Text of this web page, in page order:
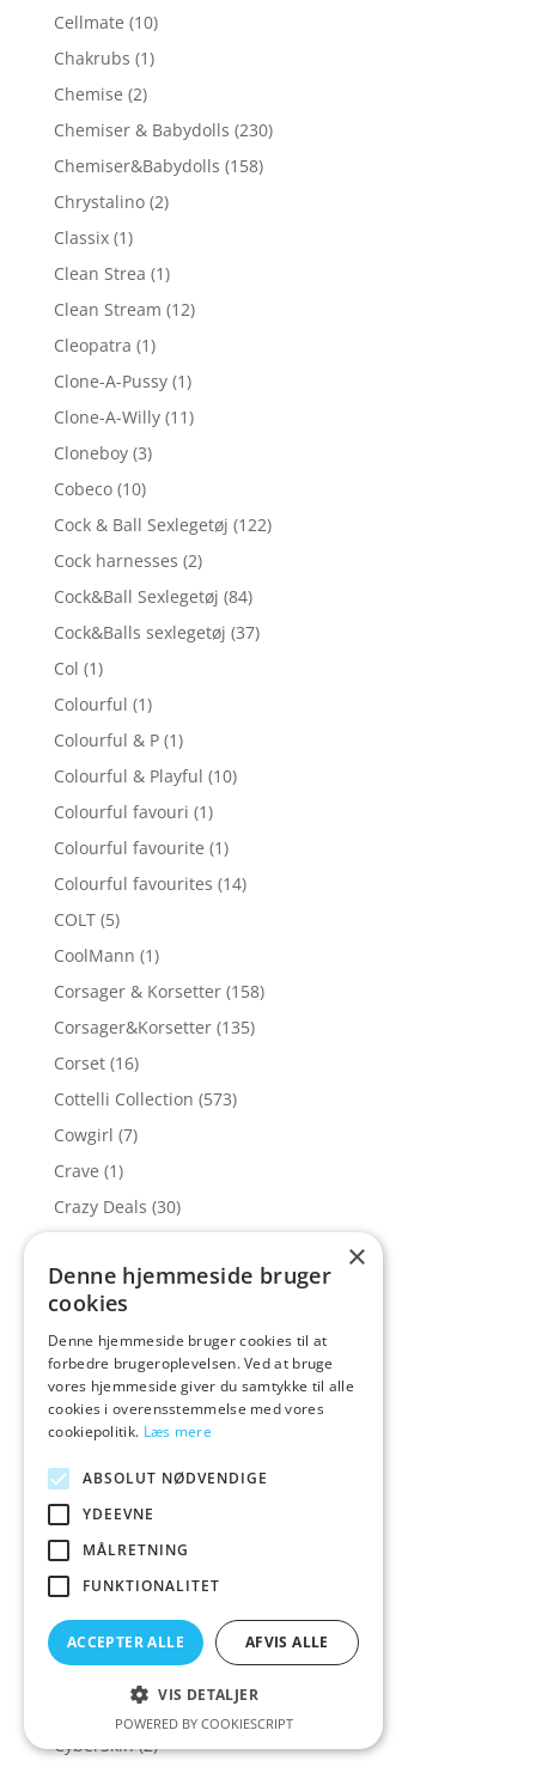
Cellmate (10)
Chakrubs (1)
Chemise (2)
Chemiser & Babydolls (230)
Chemiser&Babydolls (158)
Chrystalino (2)
Classix (1)
Clean Strea (1)
Clean Stream (12)
Cleopatra (1)
Clone-A-Pussy (1)
Clone-A-Willy (11)
Cloneboy (3)
Cobeco (10)
Cock & Ball Sexlegetøj (122)
Cock harnesses (2)
Cock&Ball Sexlegetøj (84)
Cock&Balls sexlegetøj (37)
Col (1)
Colourful (1)
Colourful & P (1)
Colourful & Playful (10)
Colourful favouri (1)
Colourful favourite (1)
Colourful favourites (14)
COLT (5)
CoolMann (1)
Corsager & Korsetter (158)
Corsager&Korsetter (135)
Corset (16)
Cottelli Collection (573)
Cowgirl (7)
Crave (1)
Crazy Deals (30)
Creature Cocks (43)
Crisco (1)
Cross Dressing (14)
Crystal Clear (1)
Crystal Jellies (4)
Cybe
Cyber
Cyber Mo
Cyber Mon
Cyber Mond (2)
Cyber Monda (2)
Cyber Monday
CyberSkin (2)
×
Denne hjemmeside bruger
cookies
Denne hjemmeside bruger cookies til at
forbedre brugeroplevelsen. Ved at bruge
vores hjemmeside giver du samtykke til alle
cookies i overensstemmelse med vores
cookiepolitik. Læs mere
ABSOLUT NØDVENDIGE
YDEEVNE
MÅLRETNING
FUNKTIONALITET
ACCEPTER ALLE AFVIS ALLE
VIS DETALJER
POWERED BY COOKIESCRIPT